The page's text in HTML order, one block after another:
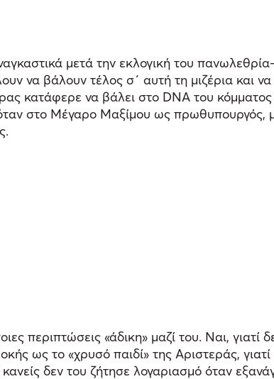
μετά την εκλογική του
να βάλουν τέλος σ΄ αυτή τη μιζέρια
κατάφερε να βάλει στο DNA του κόμματος
στο Μέγαρο Μαξίμου ως πρωθυπουργός,
περιπτώσεις «άδικη» μαζί του. Ναι,
ως το «χρυσό παιδί» της Αριστεράς,
δεν του ζήτησε λογαριασμό όταν